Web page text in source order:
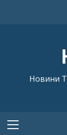
Новини
Primary